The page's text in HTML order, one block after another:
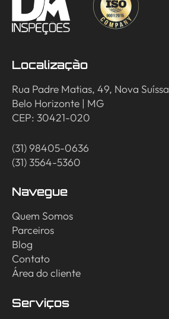
Localização
Rua Padre Matias, 49, Nova Suíssa
Belo Horizonte | MG
CEP: 30421-020
(31) 98405-0636
(31) 3564-5360
Navegue
Quem Somos
Parceiros
Blog
Contato
Área do cliente
Serviços